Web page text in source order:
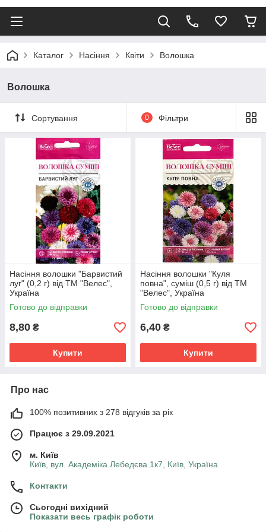
Каталог Насіння Квіти Волошка
Волошка
Сортування 0 Фільтри
Насіння волошки "Барвистий
луг" (0,2 г) від ТМ "Велес",
Україна
Готово до відправки
8,80 ₴
Купити
Насіння волошки "Куля
повна", суміш (0,5 г) від ТМ
"Велес", Україна
Готово до відправки
6,40 ₴
Купити
Про нас
100% позитивних з 278 відгуків за рік
Працює з 29.09.2021
м. Київ
Київ, вул. Академіка Лебедєва 1к7, Київ, Україна
Контакти
Сьогодні вихідний
Показати весь графік роботи